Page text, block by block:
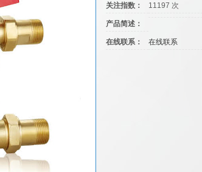
关注指数： 11197 次
产品简述：
在线联系： 在线联系